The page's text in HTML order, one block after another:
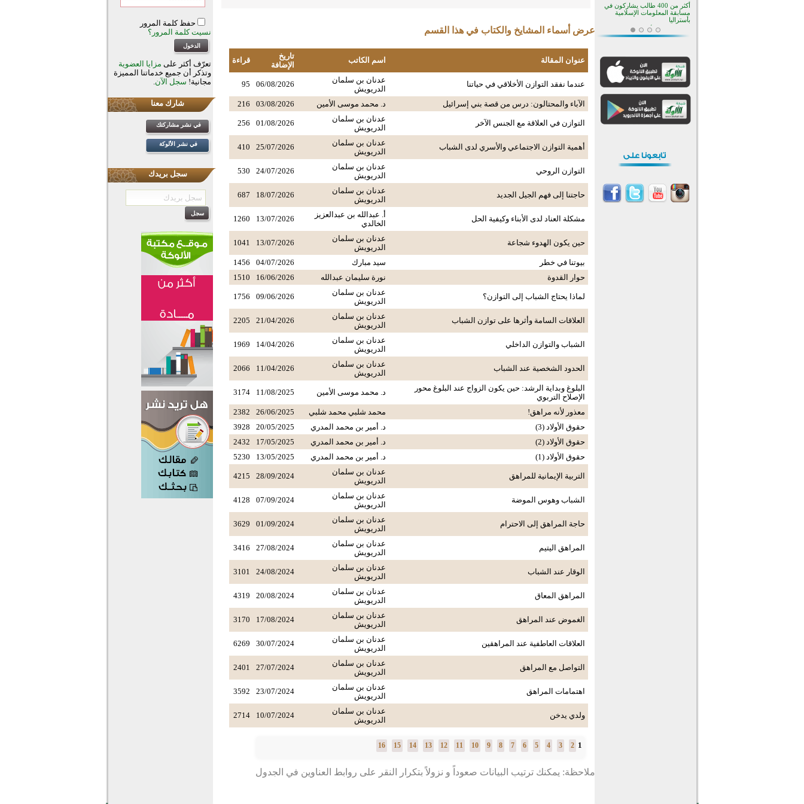
عرض أسماء المشايخ والكتاب في هذا القسم
عنوان المقالة اسم الكاتب
تاريخ
الإضافة
قراءة
عندما نفقد التوازن الأخلاقي في حياتنا
عدنان بن سلمان
الدريويش
06/08/2026
95
الآباء والمحتالون: درس من قصة بني إسرائيل د. محمد موسى الأمين 03/08/2026
216
التوازن في العلاقة مع الجنس الآخر
عدنان بن سلمان
الدريويش
01/08/2026
256
أهمية التوازن الاجتماعي والأسري لدى الشباب
عدنان بن سلمان
الدريويش
25/07/2026
410
التوازن الروحي
عدنان بن سلمان
الدريويش
24/07/2026
530
حاجتنا إلى فهم الجيل الجديد
عدنان بن سلمان
الدريويش
18/07/2026
687
مشكلة العناد لدى الأبناء وكيفية الحل
أ. عبدالله بن عبدالعزيز
الخالدي
13/07/2026
1260
حين يكون الهدوء شجاعة
عدنان بن سلمان
الدريويش
13/07/2026
1041
بيوتنا في خطر سيد مبارك 04/07/2026
1456
حوار القدوة
نورة سليمان عبدالله 16/06/2026
1510
لماذا يحتاج الشباب إلى التوازن؟
عدنان بن سلمان
الدريويش
09/06/2026
1756
العلاقات السامة وأثرها على توازن الشباب
عدنان بن سلمان
الدريويش
21/04/2026
2205
الشباب والتوازن الداخلي
عدنان بن سلمان
الدريويش
14/04/2026
1969
الحدود الشخصية عند الشباب
عدنان بن سلمان
الدريويش
11/04/2026
2066
البلوغ وبداية الرشد: حين يكون الزواج عند البلوغ محور
الإصلاح التربوي
د. محمد موسى الأمين 11/08/2025
3174
معذور لأنه مراهق! محمد شلبي محمد شلبي 26/06/2025
2382
حقوق الأولاد (3)
د. أمير بن محمد المدري 20/05/2025
3928
حقوق الأولاد (2)
د. أمير بن محمد المدري 17/05/2025
2432
حقوق الأولاد (1)
د. أمير بن محمد المدري 13/05/2025
5230
التربية الإيمانية للمراهق
عدنان بن سلمان
الدريويش
28/09/2024
4215
الشباب وهوس الموضة
عدنان بن سلمان
الدريويش
07/09/2024
4128
حاجة المراهق إلى الاحترام
عدنان بن سلمان
الدريويش
01/09/2024
3629
المراهق اليتيم
عدنان بن سلمان
الدريويش
27/08/2024
3416
الوقار عند الشباب
عدنان بن سلمان
الدريويش
24/08/2024
3101
المراهق المعاق
عدنان بن سلمان
الدريويش
20/08/2024
4319
الغموض عند المراهق
عدنان بن سلمان
الدريويش
17/08/2024
3170
العلاقات العاطفية عند المراهقين
عدنان بن سلمان
الدريويش
30/07/2024
6269
التواصل مع المراهق
عدنان بن سلمان
الدريويش
27/07/2024
2401
اهتمامات المراهق
عدنان بن سلمان
الدريويش
23/07/2024
3592
ولدي يدخن
عدنان بن سلمان
الدريويش
10/07/2024
2714
1
2
3
4
5
6
7
8
9
10
11
12
13
14
15
16
ملاحظة: يمكنك ترتيب البيانات صعوداً و نزولاً بتكرار النقر على روابط العناوين في الجدول
حفظ كلمة المرور
نسيت كلمة المرور؟
تعرّف أكثر على مزايا العضوية
وتذكر أن جميع خدماتنا المميزة
مجانية! سجل الآن.
شارك معنا
في نشر مشاركتك
في نشر الألوكة
سجل بريدك
أكثر من 400 طالب يشاركون في
مسابقة المعلومات الإسلامية
بأستراليا
افتتاح تاريخي لأول مسجد في بلييفليا
بالجبل الأسود منذ أكثر من قرن
مسجد جديد في أجواء إيمانية مميزة
أكبر مشروع إسلامي في ريف
أستراليا يفتتح أبوابه بعد سنوات من
القرآن والتربية في صدارة البرامج
الصيفية للمسلمين في بينزا
وساراتوف وموردوفيا هذا العام
اختتام الدورة التاسعة لمسابقة حفظ
القيم وبناء الشخصية للشباب
المسلمين
أكثر من 400 طالب يشاركون في
مسابقة المعلومات الإسلامية